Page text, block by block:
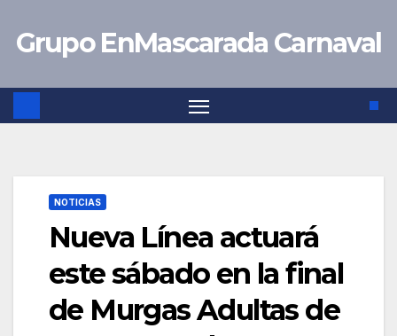
Grupo EnMascarada Carnaval
NOTICIAS
Nueva Línea actuará
este sábado en la final
de Murgas Adultas de